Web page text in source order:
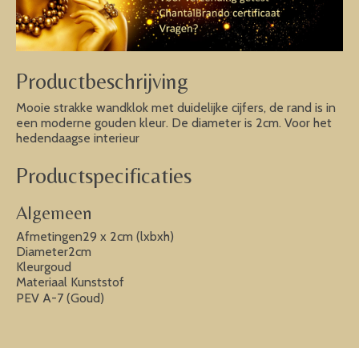
Productbeschrijving
Mooie strakke wandklok met duidelijke cijfers, de rand is in
een moderne gouden kleur. De diameter is 2cm. Voor het
hedendaagse interieur
Productspecificaties
Algemeen
Afmetingen29 x 2cm (lxbxh)
Diameter2cm
Kleurgoud
Materiaal Kunststof
PEV A-7 (Goud)